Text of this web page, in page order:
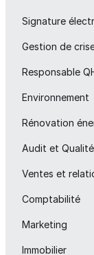
Signature
Gestion de
Responsable
Environnement
Rénovation
Audit et Qualité
Ventes et
Comptabilité
Marketing
Immobilier